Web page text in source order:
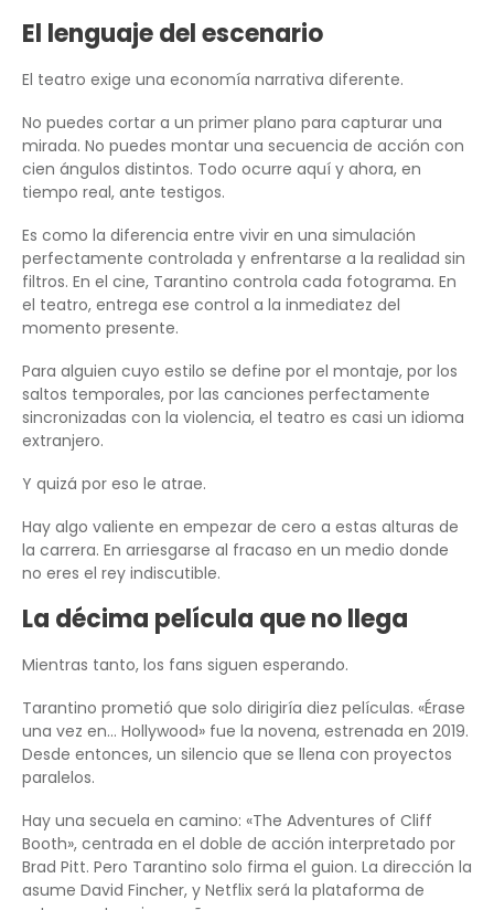
El lenguaje del escenario
El teatro exige una economía narrativa diferente.
No puedes cortar a un primer plano para capturar una
mirada. No puedes montar una secuencia de acción con
cien ángulos distintos. Todo ocurre aquí y ahora, en
tiempo real, ante testigos.
Es como la diferencia entre vivir en una simulación
perfectamente controlada y enfrentarse a la realidad sin
filtros. En el cine, Tarantino controla cada fotograma. En
el teatro, entrega ese control a la inmediatez del
momento presente.
Para alguien cuyo estilo se define por el montaje, por los
saltos temporales, por las canciones perfectamente
sincronizadas con la violencia, el teatro es casi un idioma
extranjero.
Y quizá por eso le atrae.
Hay algo valiente en empezar de cero a estas alturas de
la carrera. En arriesgarse al fracaso en un medio donde
no eres el rey indiscutible.
La décima película que no llega
Mientras tanto, los fans siguen esperando.
Tarantino prometió que solo dirigiría diez películas. «Érase
una vez en… Hollywood» fue la novena, estrenada en 2019.
Desde entonces, un silencio que se llena con proyectos
paralelos.
Hay una secuela en camino: «The Adventures of Cliff
Booth», centrada en el doble de acción interpretado por
Brad Pitt. Pero Tarantino solo firma el guion. La dirección la
asume David Fincher, y Netflix será la plataforma de